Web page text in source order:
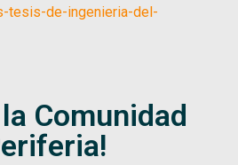
tesis-de-ingenieria-del-
Comunidad